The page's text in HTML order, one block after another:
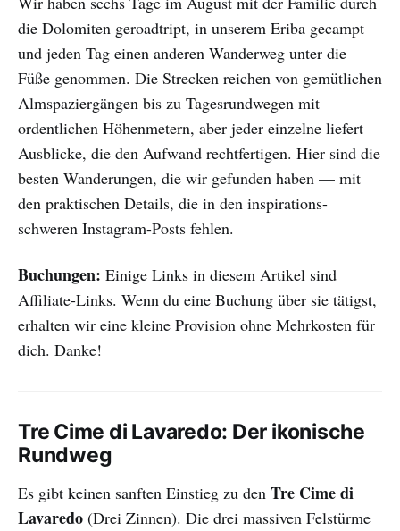
die Dolomiten geroadtript, in unserem Eriba gecampt
und jeden Tag einen anderen Wanderweg unter die
Füße genommen. Die Strecken reichen von gemütlichen
Almspaziergängen bis zu Tagesrundwegen mit
ordentlichen Höhenmetern, aber jeder einzelne liefert
Ausblicke, die den Aufwand rechtfertigen. Hier sind die
besten Wanderungen, die wir gefunden haben — mit
den praktischen Details, die in den inspirations-
schweren Instagram-Posts fehlen.
Buchungen: Einige Links in diesem Artikel sind
Affiliate-Links. Wenn du eine Buchung über sie tätigst,
erhalten wir eine kleine Provision ohne Mehrkosten für
dich. Danke!
Tre Cime di Lavaredo: Der ikonische
Rundweg
Es gibt keinen sanften Einstieg zu den Tre Cime di
Lavaredo (Drei Zinnen). Die drei massiven Felstürme